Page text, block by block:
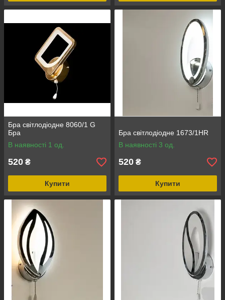
Бра світлодіодне 8060/1 G
Бра
В наявності 1 од.
520 ₴
Купити
Бра світлодіодне 1673/1HR
В наявності 3 од.
520 ₴
Купити